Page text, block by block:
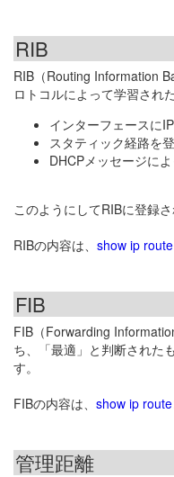
RIB
RIB（Routing Information
ロトコルによって学習され
インターフェースに
スタティック経路を
DHCPメッセージに
このようにしてRIBに登録
RIBの内容は、 show ip
FIB
FIB（Forwarding
ち、「最適」と判断された
す。
FIBの内容は、 show ip route
管理距離